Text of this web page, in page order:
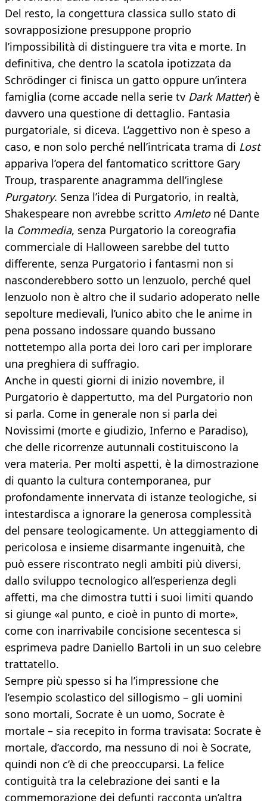
Del resto, la congettura classica sullo stato di
sovrapposizione presuppone proprio
l’impossibilità di distinguere tra vita e morte. In
definitiva, che dentro la scatola ipotizzata da
Schrödinger ci finisca un gatto oppure un’intera
famiglia (come accade nella serie tv Dark Matter) è
davvero una questione di dettaglio. Fantasia
purgatoriale, si diceva. L’aggettivo non è speso a
caso, e non solo perché nell’intricata trama di Lost
appariva l’opera del fantomatico scrittore Gary
Troup, trasparente anagramma dell’inglese
Purgatory. Senza l’idea di Purgatorio, in realtà,
Shakespeare non avrebbe scritto Amleto né Dante
la Commedia, senza Purgatorio la coreografia
commerciale di Halloween sarebbe del tutto
differente, senza Purgatorio i fantasmi non si
nasconderebbero sotto un lenzuolo, perché quel
lenzuolo non è altro che il sudario adoperato nelle
sepolture medievali, l’unico abito che le anime in
pena possano indossare quando bussano
nottetempo alla porta dei loro cari per implorare
una preghiera di suffragio.
Anche in questi giorni di inizio novembre, il
Purgatorio è dappertutto, ma del Purgatorio non
si parla. Come in generale non si parla dei
Novissimi (morte e giudizio, Inferno e Paradiso),
che delle ricorrenze autunnali costituiscono la
vera materia. Per molti aspetti, è la dimostrazione
di quanto la cultura contemporanea, pur
profondamente innervata di istanze teologiche, si
intestardisca a ignorare la generosa complessità
del pensare teologicamente. Un atteggiamento di
pericolosa e insieme disarmante ingenuità, che
può essere riscontrato negli ambiti più diversi,
dallo sviluppo tecnologico all’esperienza degli
affetti, ma che dimostra tutti i suoi limiti quando
si giunge «al punto, e cioè in punto di morte»,
come con inarrivabile concisione secentesca si
esprimeva padre Daniello Bartoli in un suo celebre
trattatello.
Sempre più spesso si ha l’impressione che
l’esempio scolastico del sillogismo – gli uomini
sono mortali, Socrate è un uomo, Socrate è
mortale – sia recepito in forma travisata: Socrate è
mortale, d’accordo, ma nessuno di noi è Socrate,
quindi non c’è di che preoccuparsi. La felice
contiguità tra la celebrazione dei santi e la
commemorazione dei defunti racconta un’altra